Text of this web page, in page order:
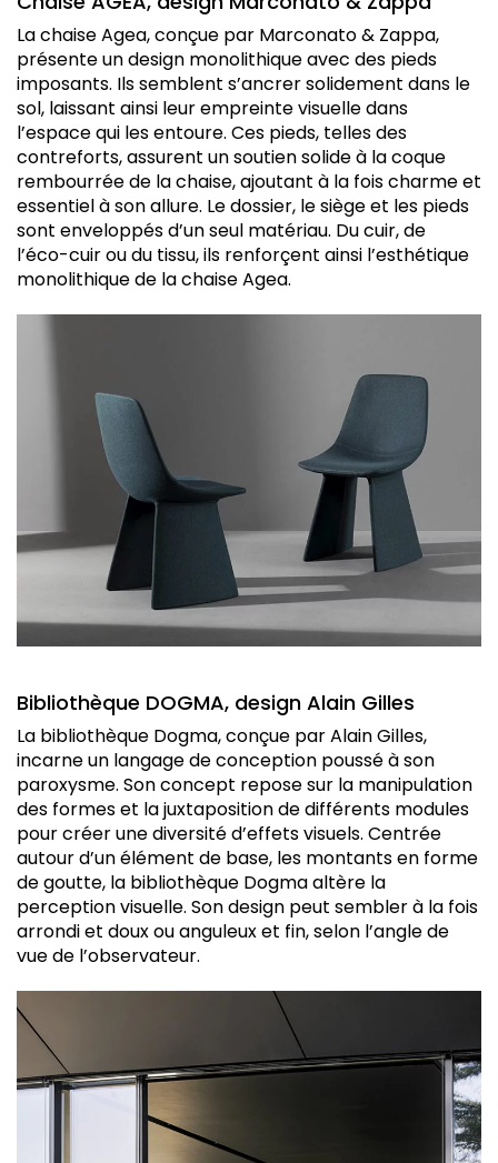
La chaise Agea, conçue par Marconato & Zappa,
présente un design monolithique avec des pieds
imposants. Ils semblent s’ancrer solidement dans le
sol, laissant ainsi leur empreinte visuelle dans
l’espace qui les entoure. Ces pieds, telles des
contreforts, assurent un soutien solide à la coque
rembourrée de la chaise, ajoutant à la fois charme et
essentiel à son allure. Le dossier, le siège et les pieds
sont enveloppés d’un seul matériau. Du cuir, de
l’éco-cuir ou du tissu, ils renforçent ainsi l’esthétique
monolithique de la chaise Agea.
Bibliothèque DOGMA, design Alain Gilles
La bibliothèque Dogma, conçue par Alain Gilles,
incarne un langage de conception poussé à son
paroxysme. Son concept repose sur la manipulation
des formes et la juxtaposition de différents modules
pour créer une diversité d’effets visuels. Centrée
autour d’un élément de base, les montants en forme
de goutte, la bibliothèque Dogma altère la
perception visuelle. Son design peut sembler à la fois
arrondi et doux ou anguleux et fin, selon l’angle de
vue de l’observateur.